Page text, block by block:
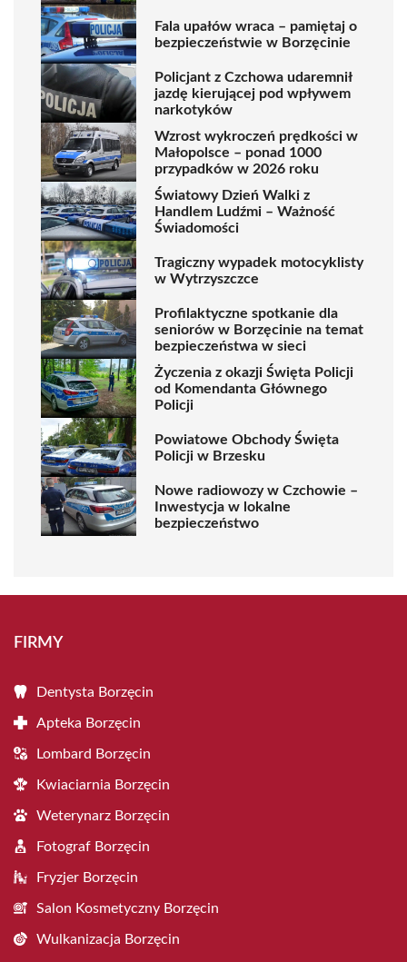
Fala upałów wraca – pamiętaj o
bezpieczeństwie w Borzęcinie
Policjant z Czchowa udaremnił
jazdę kierującej pod wpływem
narkotyków
Wzrost wykroczeń prędkości w
Małopolsce – ponad 1000
przypadków w 2026 roku
Światowy Dzień Walki z
Handlem Ludźmi – Ważność
Świadomości
Tragiczny wypadek motocyklisty
w Wytrzyszczce
Profilaktyczne spotkanie dla
seniorów w Borzęcinie na temat
bezpieczeństwa w sieci
Życzenia z okazji Święta Policji
od Komendanta Głównego
Policji
Powiatowe Obchody Święta
Policji w Brzesku
Nowe radiowozy w Czchowie –
Inwestycja w lokalne
bezpieczeństwo
FIRMY
Dentysta Borzęcin
Apteka Borzęcin
Lombard Borzęcin
Kwiaciarnia Borzęcin
Weterynarz Borzęcin
Fotograf Borzęcin
Fryzjer Borzęcin
Salon Kosmetyczny Borzęcin
Wulkanizacja Borzęcin